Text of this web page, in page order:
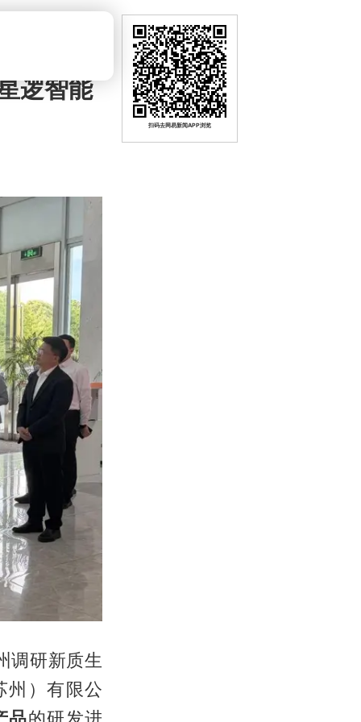
逻智能
调研新质生
州）有限公
扫码去网易新闻APP浏览